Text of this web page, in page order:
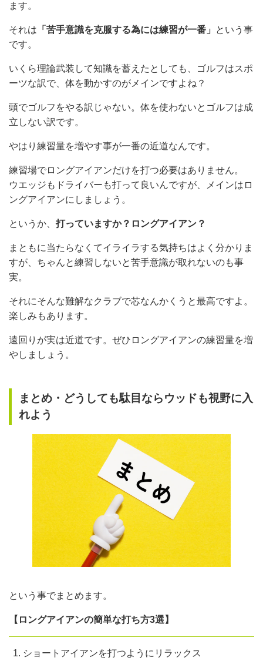
ます。
それは 「苦手意識を克服する為には練習が一番」
という事
です。
いくら理論武装して知識を蓄えたとしても、ゴルフはスポ
ーツな訳で、体を動かすのがメインですよね？
頭でゴルフをやる訳じゃない。体を使わないとゴルフは成
立しない訳です。
やはり練習量を増やす事が一番の近道なんです。
練習場でロングアイアンだけを打つ必要はありません。
ウエッジもドライバーも打って良いんですが、メインはロ
ングアイアンにしましょう。
というか、 打っていますか？ロングアイアン？
まともに当たらなくてイライラする気持ちはよく分かりま
すが、ちゃんと練習しないと苦手意識が取れないのも事
実。
それにそんな難解なクラブで芯なんかくうと最高ですよ。
楽しみもあります。
遠回りが実は近道です。ぜひロングアイアンの練習量を増
やしましょう。
まとめ・どうしても駄目ならウッドも視野に入
れよう
という事でまとめます。
【ロングアイアンの簡単な打ち方3選】
ショートアイアンを打つようにリラックス